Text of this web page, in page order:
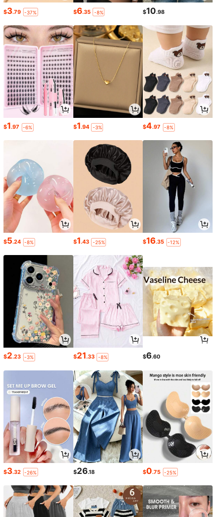
$3.79 -37% $6.35 -8% $10.98
$1.97 -6% $1.94 -3% $4.97 -8%
$5.24 -8% $1.43 -25% $16.35 -12%
$2.23 -3% $21.33 -8% $6.60
$3.32 -26% $26.18 $0.75 -25%